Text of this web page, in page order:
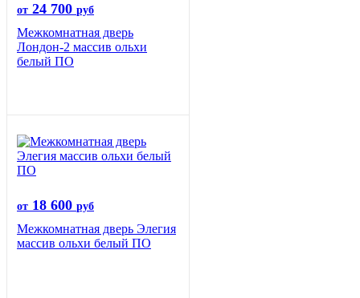
от 24 700 руб
Межкомнатная дверь
Лондон-2 массив ольхи
белый ПО
от 18 600 руб
Межкомнатная дверь Элегия
массив ольхи белый ПО